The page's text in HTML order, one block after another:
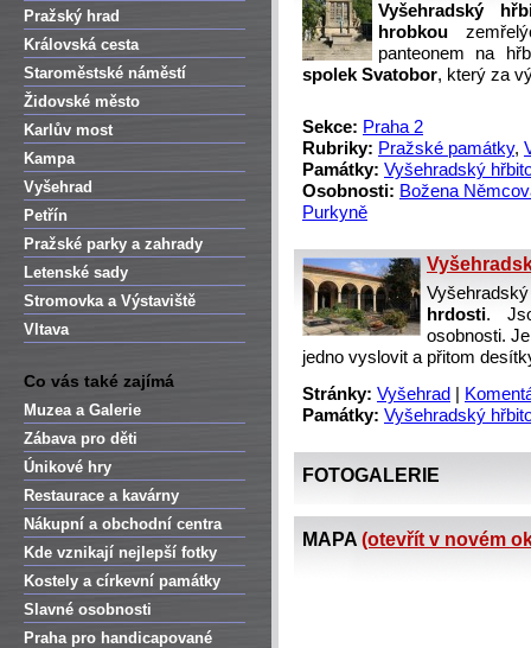
Pražský hrad
Královská cesta
Staroměstské náměstí
Židovské město
Karlův most
Kampa
Vyšehrad
Petřín
Pražské parky a zahrady
Letenské sady
Stromovka a Výstaviště
Vltava
Co vás také zajímá
Muzea a Galerie
Zábava pro děti
Únikové hry
Restaurace a kavárny
Nákupní a obchodní centra
Kde vznikají nejlepší fotky
Kostely a církevní památky
Slavné osobnosti
Praha pro handicapované
Vyšehradský
hrobkou
panteonem na
spolek Svatobor, který za
Sekce: Praha 2
Rubriky: Pražské památky,
Památky: Vyšehradský
Osobnosti: Božena
Purkyně
hrdosti.
osobnosti.
jedno vyslovit a přitom
Stránky: Vyšehrad
Památky: Vyšehradský
FOTOGALERIE
MAPA (otevřít v novém